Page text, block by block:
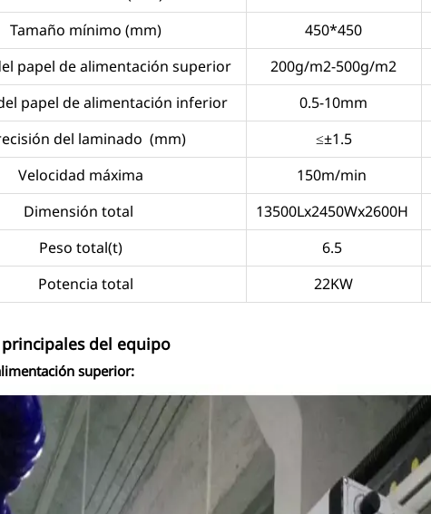
Tamaño mínimo (mm)
450*450
papel de alimentación superior
200g/m2-500g/m2
papel de alimentación inferior
0.5-10mm
del laminado (mm)
≤±1.5
Velocidad máxima
150m/min
Dimensión total
13500Lx2450Wx2600H
Peso total(t)
6.5
Potencia total
22KW
del equipo
superior: